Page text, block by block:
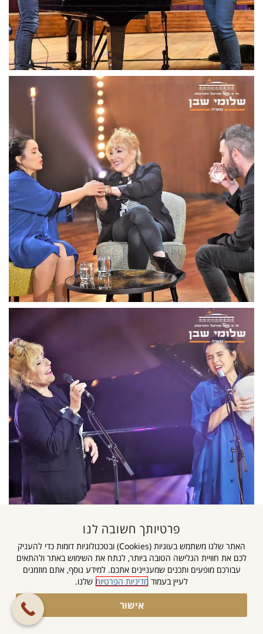
לראש
הצטרפו לקבוצה
השקטה
פרטיותך חשובה לנו
האתר שלנו משתמש בעוגיות (Cookies) ובטכנולוגיות דומות כדי להעניק
לכם את חוויית הגלישה הטובה ביותר, לנתח את השימוש באתר ולהתאים
עבורכם מופעים ותכנים שמעניינים אתכם. למידע נוסף, אתם מוזמנים
לעיין בעמוד מדיניות הפרטיות שלנו.
אישור